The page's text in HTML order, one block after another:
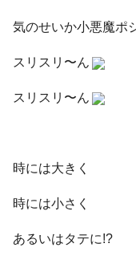
気のせいか小悪魔ポ
スリスリ〜ん
スリスリ〜ん
時には大きく
時には小さく
あるいはタテに!?